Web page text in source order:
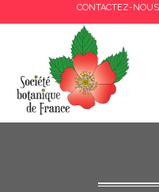
CONTACTEZ-NOUS